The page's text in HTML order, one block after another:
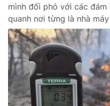
Pháp luật
Y tế
Thế giới
Tin tức
Kinh tế
mình đối phó với các
quanh nơi từng là nhà